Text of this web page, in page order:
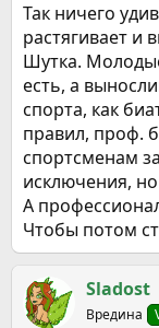
Так ничего
растягивает и
Шутка.
есть, а
спорта, как
правил, проф.
спортсменам
исключения,
А
Чтобы потом
Sladost
Вредина